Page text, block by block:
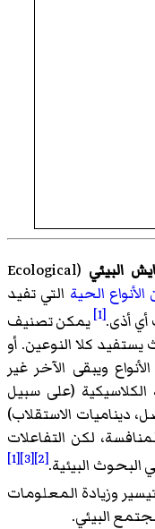
البيئي (Ecological
الحية التي تفيد
أي أذى.[1]
يمكن تصنيف
يستفيد كلا النوعين. أو
ويبقى الآخر غير
الكلاسيكية (على سبيل
ديناميات الاستقلاب)
لكن التفاعلات
البحوث البيئية.[2]
[3]
[1]
وزيادة المعلومات
البيئي.